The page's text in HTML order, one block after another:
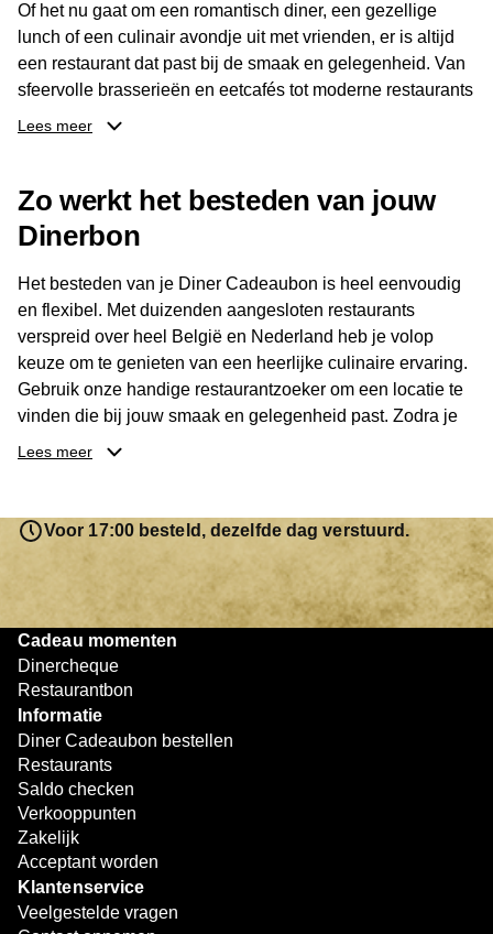
Of het nu gaat om een romantisch diner, een gezellige
lunch of een culinair avondje uit met vrienden, er is altijd
een restaurant dat past bij de smaak en gelegenheid. Van
sfeervolle brasserieën en eetcafés tot moderne restaurants
en gastronomische locaties: er is voor ieder wat wils.
buurt, bijvoorbeeld in Brussel, Antwerpen, Gent of Brugge.
De ontvanger kiest zelf waar en wanneer er wordt genoten
van deze culinaire ervaring. Zo is de Diner Cadeaubon
niet alleen een diner, maar een bijzondere belevenis.
Lees meer
Zo werkt het besteden van jouw
Dinerbon
Het besteden van je Diner Cadeaubon is heel eenvoudig
en flexibel. Met duizenden aangesloten restaurants
verspreid over heel België en Nederland heb je volop
keuze om te genieten van een heerlijke culinaire ervaring.
Gebruik onze handige restaurantzoeker om een locatie te
vinden die bij jouw smaak en gelegenheid past. Zodra je
je keuze hebt gemaakt, kun je eenvoudig reserveren en na
resterende bedrag blijft gewoon op de bon staan en kan
later worden gebruikt. Zo geniet je keer op keer van
bijzondere eetmomenten.
Lees meer
Voor 17:00 besteld, dezelfde dag verstuurd.
Cadeau momenten
Dinercheque
Restaurantbon
Informatie
Diner Cadeaubon bestellen
Restaurants
Saldo checken
Verkooppunten
Zakelijk
Acceptant worden
Klantenservice
Veelgestelde vragen